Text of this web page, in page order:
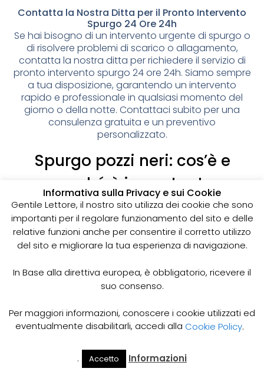
Contatta la Nostra Ditta per il Pronto Intervento
Spurgo 24 Ore 24h
Se hai bisogno di un intervento urgente di spurgo o
di risolvere problemi di scarico o allagamento,
contatta la nostra ditta per richiedere il servizio di
pronto intervento spurgo 24 ore 24h. Siamo sempre
a tua disposizione, garantendo un intervento
rapido e professionale in qualsiasi momento del
giorno o della notte. Contattaci subito per una
consulenza gratuita e un preventivo
personalizzato.
Spurgo pozzi neri: cos’è e
perché è importante
I pozzi neri sono delle strutture sotterranee utilizzate
per la raccolta delle acque reflue domestiche,
soprattutto in zone dove non è disponibile un
sistema di smaltimento delle acque fognarie. Lo
spurgo dei pozzi neri è un’operazione essenziale
e prevenire il rischio di allagamenti, cattivi odori e
infezioni.
Come funziona lo spurgo dei pozzi neri
Lo spurgo dei pozzi neri viene effettuato mediante
specifiche, in grado di aspirare e rimuovere le
acque reflue e i sedimenti accumulati all’interno del
Cerca Il Mio
Informativa sulla Privacy e sui Cookie
Gentile Lettore, il nostro sito utilizza dei cookie che sono
importanti per il regolare funzionamento del sito e delle
relative funzioni anche per consentire il corretto utilizzo
del sito e migliorare la tua esperienza di navigazione.
In Base alla direttiva europea, è obbligatorio, ricevere il
suo consenso.
Per maggiori informazioni, conoscere i cookie utilizzati ed
eventualmente disabilitarli, accedi alla Cookie Policy.
. Accetto Informazioni